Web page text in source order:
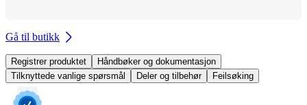
Gå til butikk
Registrer produktet
Håndbøker og dokumentasjon
Tilknyttede vanlige spørsmål
Deler og tilbehør Feilsøking